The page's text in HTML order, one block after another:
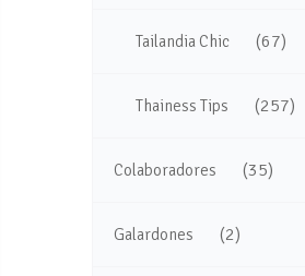
Tailandia Chic (67)
Thainess Tips (257)
Colaboradores (35)
Galardones (2)